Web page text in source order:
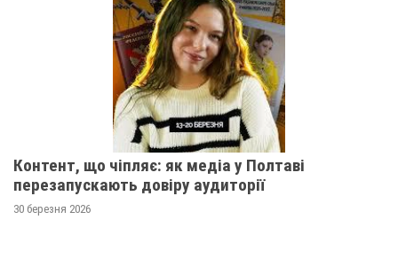
Контент, що чіпляє: як медіа у Полтаві
перезапускають довіру аудиторії
30 березня 2026